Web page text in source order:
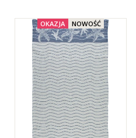
OKAZJA NOWOŚĆ